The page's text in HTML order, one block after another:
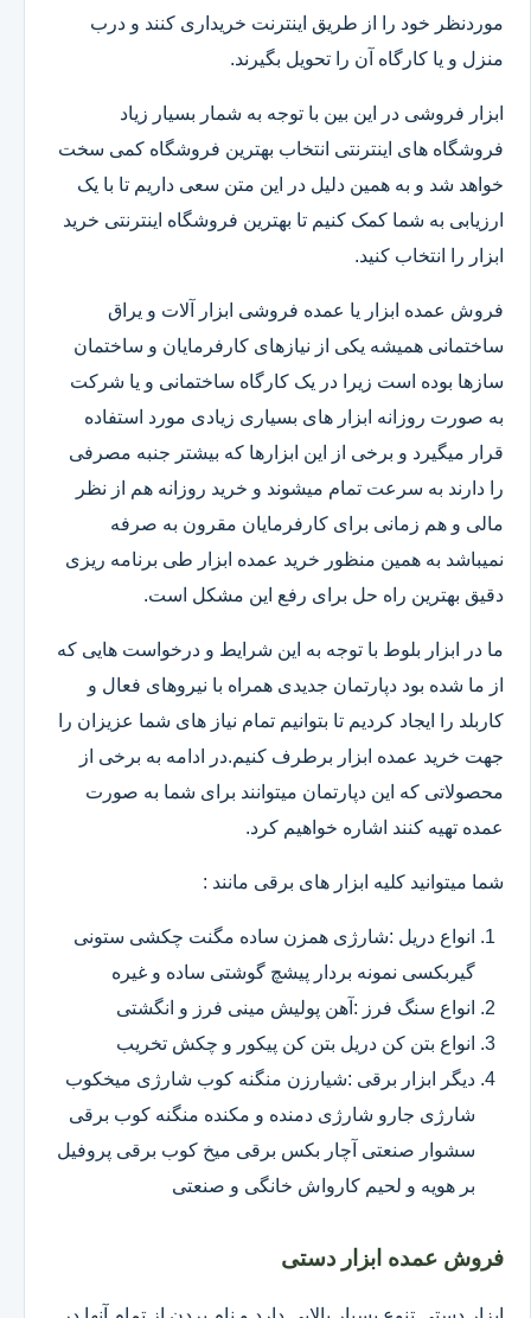
موردنظر خود را از طریق اینترنت خریداری کنند و درب
منزل و یا کارگاه آن را تحویل بگیرند.
ابزار فروشی در این بین با توجه به شمار بسیار زیاد
فروشگاه های اینترنتی انتخاب بهترین فروشگاه کمی سخت
خواهد شد و به همین دلیل در این متن سعی داریم تا با یک
ارزیابی به شما کمک کنیم تا بهترین فروشگاه اینترنتی خرید
ابزار را انتخاب کنید.
فروش عمده ابزار یا عمده فروشی ابزار آلات و یراق
ساختمانی همیشه یکی از نیازهای کارفرمایان و ساختمان
سازها بوده است زیرا در یک کارگاه ساختمانی و یا شرکت
به صورت روزانه ابزار های بسیاری زیادی مورد استفاده
قرار میگیرد و برخی از این ابزارها که بیشتر جنبه مصرفی
را دارند به سرعت تمام میشوند و خرید روزانه هم از نظر
مالی و هم زمانی برای کارفرمایان مقرون به صرفه
نمیباشد به همین منظور خرید عمده ابزار طی برنامه ریزی
دقیق بهترین راه حل برای رفع این مشکل است.
ما در ابزار بلوط با توجه به این شرایط و درخواست هایی که
از ما شده بود دپارتمان جدیدی همراه با نیروهای فعال و
کاربلد را ایجاد کردیم تا بتوانیم تمام نیاز های شما عزیزان را
جهت خرید عمده ابزار برطرف کنیم.در ادامه به برخی از
محصولاتی که این دپارتمان میتوانند برای شما به صورت
عمده تهیه کنند اشاره خواهیم کرد.
شما میتوانید کلیه ابزار های برقی مانند :
انواع دریل :شارژی همزن ساده مگنت چکشی ستونی
گیربکسی نمونه بردار پیشچ گوشتی ساده و غیره
انواع سنگ فرز :آهن پولیش مینی فرز و انگشتی
انواع بتن کن دریل بتن کن پیکور و چکش تخریب
دیگر ابزار برقی :شیارزن منگنه کوب شارژی میخکوب
شارژی جارو شارژی دمنده و مکنده منگنه کوب برقی
سشوار صنعتی آچار بکس برقی میخ کوب برقی پروفیل
بر هویه و لحیم کارواش خانگی و صنعتی
فروش عمده ابزار دستی